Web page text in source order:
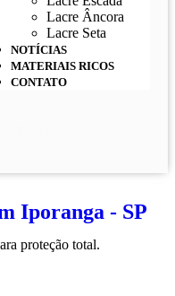
Lacre Âncora
Lacre Seta
NOTÍCIAS
MATERIAIS RICOS
CONTATO
Iporanga - SP
proteção total.